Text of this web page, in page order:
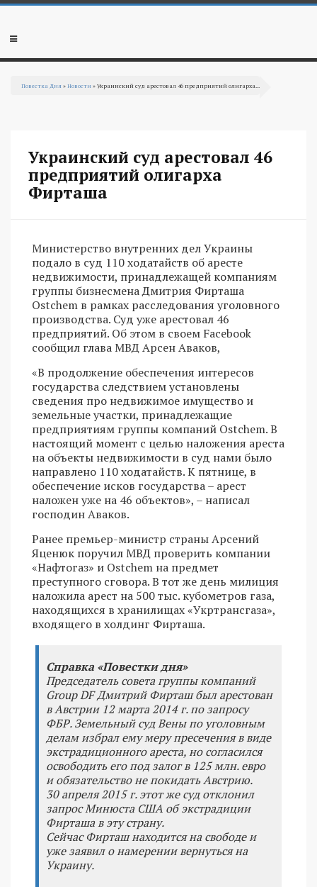
Перейти к основному содержанию
Мобильное
Повестка Дня »Новости » Украинский суд арестовал 46 предприятий олигарха...
Украинский суд арестовал 46
предприятий олигарха
Фирташа
Министерство внутренних дел Украины
подало в суд 110 ходатайств об аресте
недвижимости, принадлежащей компаниям
группы бизнесмена Дмитрия Фирташа
Ostchem в рамках расследования уголовного
производства. Суд уже арестовал 46
предприятий. Об этом в своем Facebook
сообщил глава МВД Арсен Аваков,
«В продолжение обеспечения интересов
государства следствием установлены
сведения про недвижимое имущество и
земельные участки, принадлежащие
предприятиям группы компаний Ostchem. В
настоящий момент с целью наложения ареста
на объекты недвижимости в суд нами было
направлено 110 ходатайств. К пятнице, в
обеспечение исков государства – арест
наложен уже на 46 объектов», – написал
господин Аваков.
Ранее премьер-министр страны Арсений
Яценюк поручил МВД проверить компании
«Нафтогаз» и Ostchem на предмет
преступного сговора. В тот же день милиция
наложила арест на 500 тыс. кубометров газа,
находящихся в хранилищах «Укртрансгаза»,
входящего в холдинг Фирташа.
Справка «Повестки дня»
Председатель совета группы компаний
Group DF Дмитрий Фирташ был арестован
в Австрии 12 марта 2014 г. по запросу
ФБР. Земельный суд Вены по уголовным
делам избрал ему меру пресечения в виде
экстрадиционного ареста, но согласился
освободить его под залог в 125 млн. евро
и обязательство не покидать Австрию.
30 апреля 2015 г. этот же суд отклонил
запрос Минюста США об экстрадиции
Фирташа в эту страну.
Сейчас Фирташ находится на свободе и
уже заявил о намерении вернуться на
Украину.